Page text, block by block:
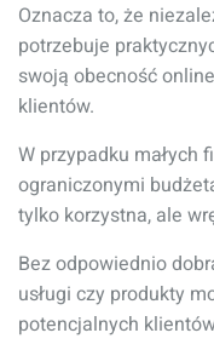
Oznacza to, że
potrzebuje
swoją obecność
klientów.
W przypadku małych
ograniczonymi
tylko korzystna, ale
Bez odpowiednio
usługi czy produkty
potencjalnych